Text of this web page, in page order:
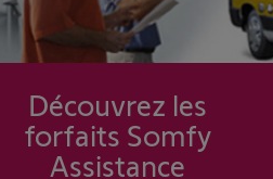
Découvrez les
forfaits Somfy
Assistance